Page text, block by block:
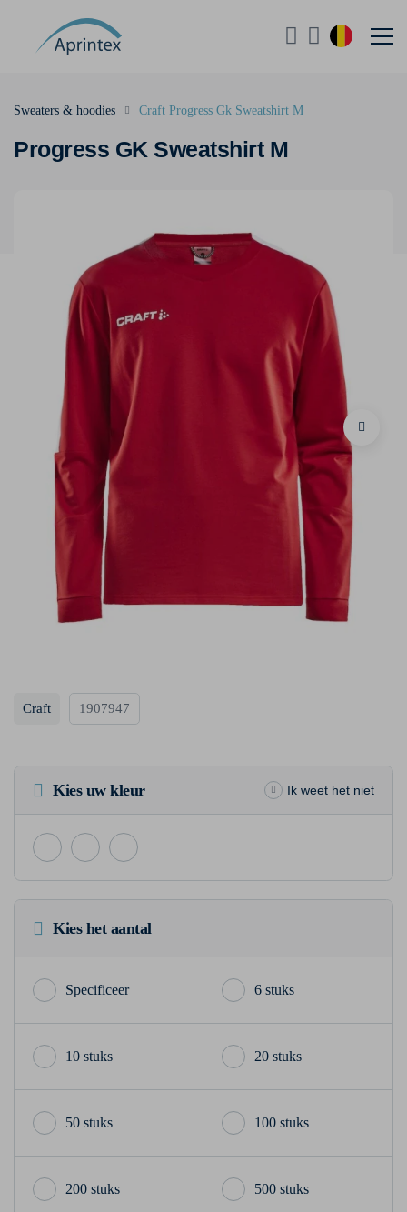
Progress GK Sweatshirt M
Sweaters & hoodies Craft Progress Gk Sweatshirt M
Craft 1907947
Kies uw kleur Ik weet het niet
Kies het aantal
6 stuks
10 stuks 20 stuks
50 stuks 100 stuks
200 stuks 500 stuks